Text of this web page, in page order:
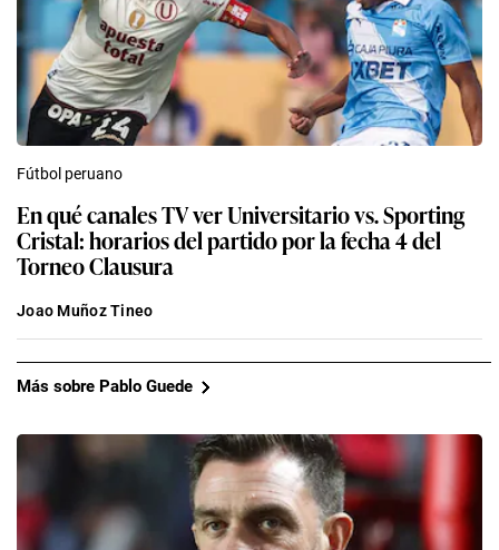
Fútbol peruano
En qué canales TV ver Universitario vs. Sporting
Cristal: horarios del partido por la fecha 4 del
Torneo Clausura
Joao Muñoz Tineo
Más sobre Pablo Guede